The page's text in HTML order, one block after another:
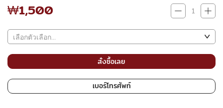
₩1,500
₩1,500
สั่งซื้อเลย
เบอร์โทรศัพท์